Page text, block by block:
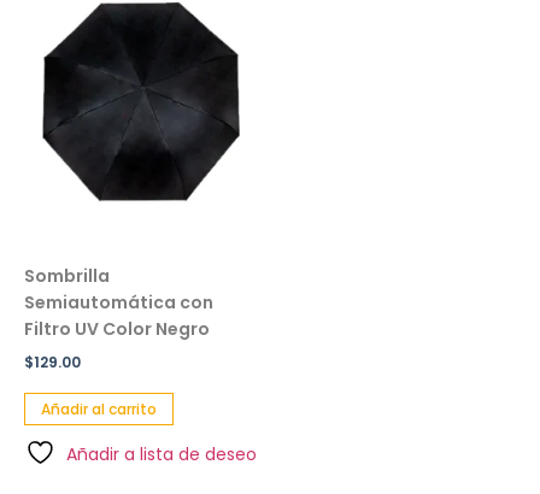
Sombrilla
Semiautomática con
Filtro UV Color Negro
$129.00
Añadir al carrito
Añadir a lista de deseo